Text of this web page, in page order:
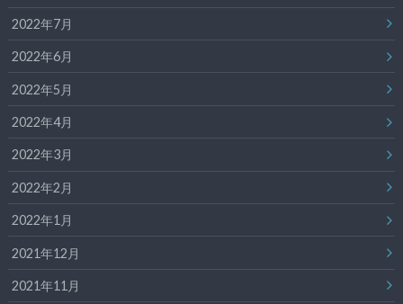
2022年7月
2022年6月
2022年5月
2022年4月
2022年3月
2022年2月
2022年1月
2021年12月
2021年11月